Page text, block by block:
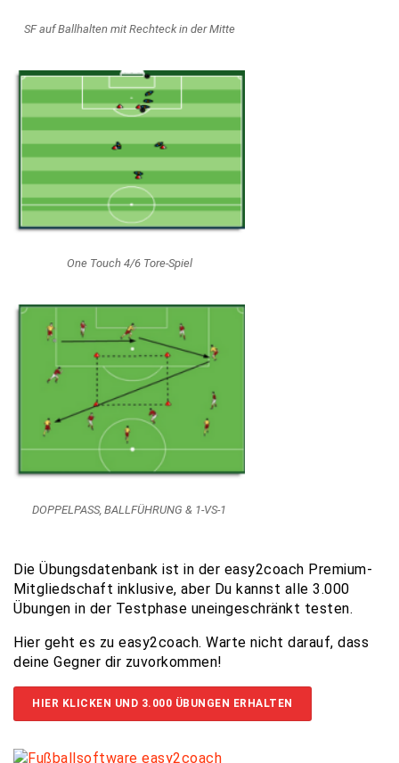
SF auf Ballhalten mit Rechteck in der Mitte
One Touch 4/6 Tore-Spiel
DOPPELPASS, BALLFÜHRUNG & 1-VS-1
Die Übungsdatenbank ist in der easy2coach Premium-
Mitgliedschaft inklusive, aber Du kannst alle 3.000
Übungen in der Testphase uneingeschränkt testen.
Hier geht es zu easy2coach. Warte nicht darauf, dass
deine Gegner dir zuvorkommen!
HIER KLICKEN UND 3.000 ÜBUNGEN ERHALTEN